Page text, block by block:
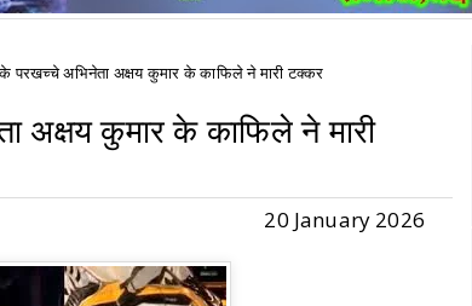
परखच्चे अभिनेता अक्षय कुमार के काफिले ने मारी टक्कर
अक्षय कुमार के काफिले ने मारी
20 January 2026